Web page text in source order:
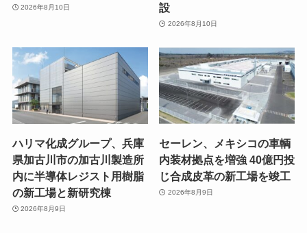
2026年8月10日
設
2026年8月10日
ハリマ化成グループ、兵庫
県加古川市の加古川製造所
内に半導体レジスト用樹脂
の新工場と新研究棟
2026年8月9日
セーレン、メキシコの車輌
内装材拠点を増強 40億円投
じ合成皮革の新工場を竣工
2026年8月9日